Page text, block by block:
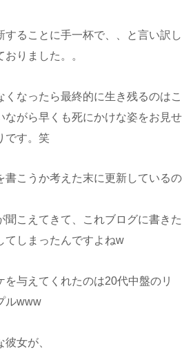
することに手一杯で、、と言い訳し
りました。。
くなったら最終的に生き残るのはこ
ながら早くも死にかけな姿をお見せ
です。笑
書こうか考えた末に更新しているの
聞こえてきて、これブログに書きた
てしまったんですよねw
を与えてくれたのは20代中盤のリ
ルwww
女が、